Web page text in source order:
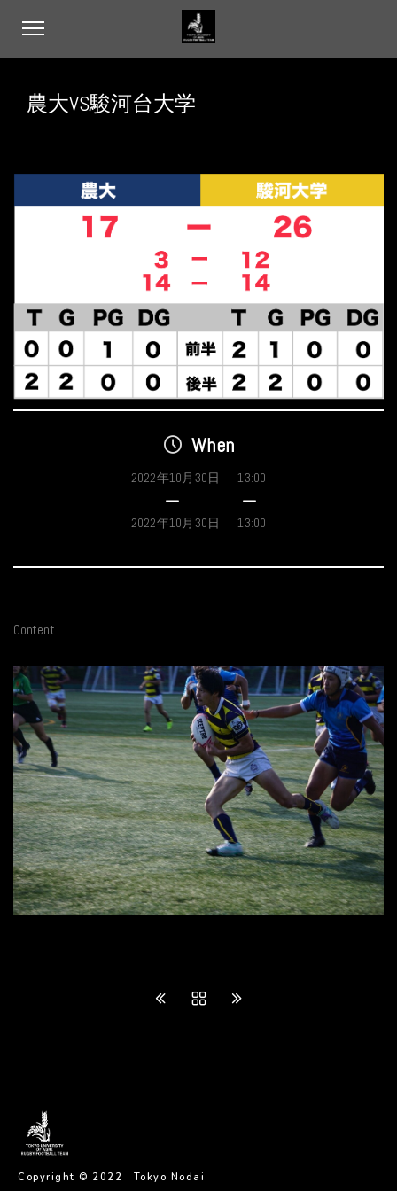
農大VS駿河台大学
When
2022年10月30日
2022年10月30日
13:00
13:00
Content
Copyright © 2022 Tokyo Nodai